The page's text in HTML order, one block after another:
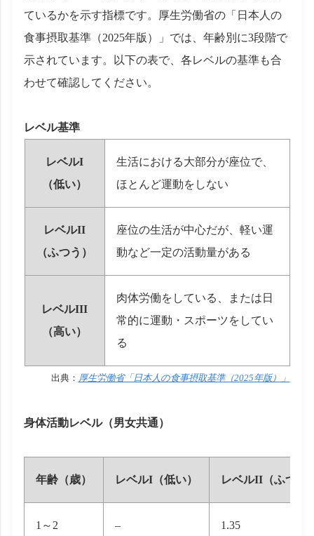
ているかを示す指標です。厚生労働省の「日本人の
食事摂取基準（2025年版）」では、年齢別に3段階で
示されています。以下の表で、各レベルの基準も合
わせて確認してください。
レベル基準
レベルI
（低い）
生活における大部分が座位で、
ほとんど運動をしない
レベルII
（ふつう）
座位の生活が中心だが、軽い運
動など一定の活動量がある
レベルIII
（高い）
肉体労働をしている、または日
常的に運動・スポーツをしてい
る
出典： 厚生労働省「日本人の食事摂取基準（2025年版）」
身体活動レベル（男女共通）
年齢（歳） レベルI（低い） レベルII（ふつう
1～2 – 1.35